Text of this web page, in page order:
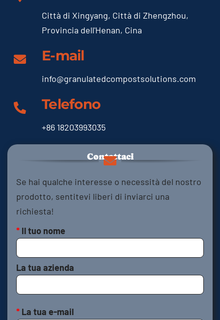
Città di Xingyang, Città di Zhengzhou,
Provincia dell'Henan, Cina
E-mail
info@granulatedcompostsolutions.com
Telefono
+86 18203993035
Contattaci
Se hai qualche interesse o necessità del nostro
prodotto, sentitevi liberi di inviarci una
richiesta!
*Il tuo nome
La tua azienda
*La tua e-mail